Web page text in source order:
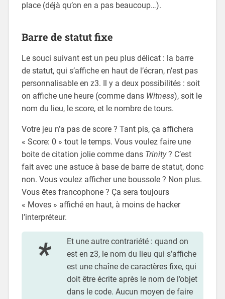
place (déjà qu’on en a pas beaucoup…).
Barre de statut fixe
Le souci suivant est un peu plus délicat : la barre
de statut, qui s’affiche en haut de l’écran, n’est pas
personnalisable en z3. Il y a deux possibilités : soit
on affiche une heure (comme dans Witness), soit le
nom du lieu, le score, et le nombre de tours.
Votre jeu n’a pas de score ? Tant pis, ça affichera
« Score: 0 » tout le temps. Vous voulez faire une
boite de citation jolie comme dans Trinity? C’est
fait avec une astuce à base de barre de statut, donc
non. Vous voulez afficher une boussole ? Non plus.
Vous êtes francophone ? Ça sera toujours
« Moves » affiché en haut, à moins de hacker
l’interpréteur.
Et une autre contrariété : quand on
est en z3, le nom du lieu qui s’affiche
est une chaîne de caractères fixe, qui
doit être écrite après le nom de l’objet
dans le code. Aucun moyen de faire